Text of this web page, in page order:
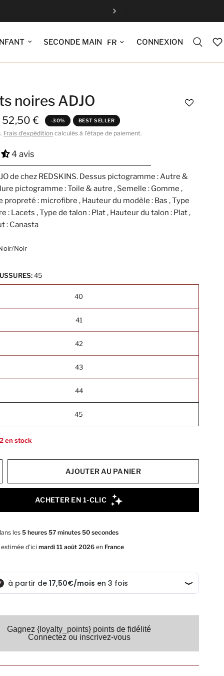
SECONDE MAIN Mettre à jour la langue
CONNEXION
noires ADJO
52,50 € -30% BEST SELLER
Frais d'expédition calculés à l'étape de paiement.
4 avis
de chez REDSKINS. Dessus pictogramme : Autre &
pictogramme : Toile & autre , Semelle : Gomme ,
propreté : microfibre , Hauteur du modèle : Bas , Type
: Lacets , Type de talon : Plat , Hauteur du talon : Plat ,
: Canasta
Noir
45
40
41
42
43
44
45
en stock
AJOUTER AU PANIER
Gagnez {loyalty_points} points de fidélité
Connectez ou inscrivez-vous